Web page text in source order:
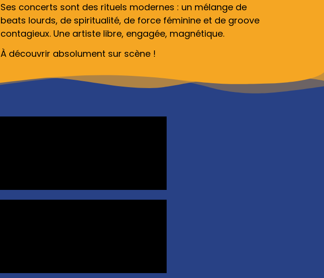
Ses concerts sont des rituels modernes : un mélange de
beats lourds, de spiritualité, de force féminine et de groove
contagieux. Une artiste libre, engagée, magnétique.
À découvrir absolument sur scène !